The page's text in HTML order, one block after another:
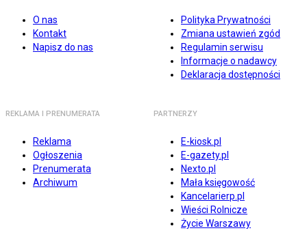
O nas
Kontakt
Napisz do nas
Polityka Prywatności
Zmiana ustawień zgód
Regulamin serwisu
Informacje o nadawcy
Deklaracja dostępności
REKLAMA I PRENUMERATA
Reklama
Ogłoszenia
Prenumerata
Archiwum
PARTNERZY
E-kiosk.pl
E-gazety.pl
Nexto.pl
Mała księgowość
Kancelarierp.pl
Wieści Rolnicze
Życie Warszawy